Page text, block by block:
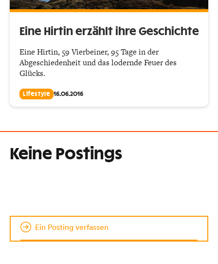
Eine Hirtin erzählt ihre Geschichte
Eine Hirtin, 59 Vierbeiner, 95 Tage in der
Abgeschiedenheit und das lodernde Feuer des
Glücks.
Lifestyle 16.06.2016
Keine Postings
Ein Posting verfassen